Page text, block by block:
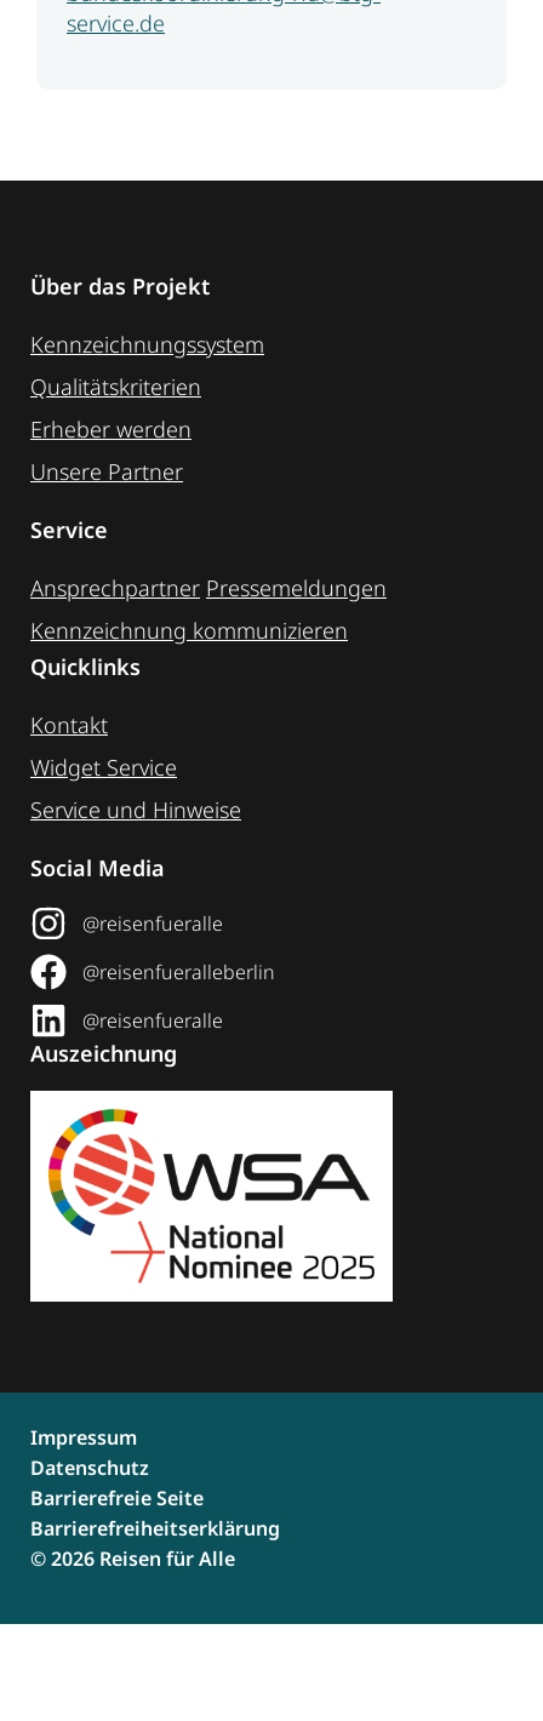
service.de
Über das Projekt
Kennzeichnungssystem
Qualitätskriterien
Erheber werden
Unsere Partner
Service
Ansprechpartner Pressemeldungen
Kennzeichnung ­kommunizieren
Quicklinks
Kontakt
Widget Service
Service und Hinweise
Social Media
@reisenfueralle
@reisenfueralleberlin
@reisenfueralle
Auszeichnung
© 2026 Reisen für Alle
Impressum
Datenschutz
Barrierefreie Seite
Barrierefreiheitserklärung